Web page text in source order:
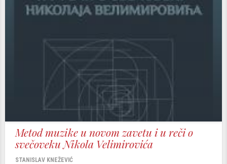
Metod muzike u novom zavetu i u reči o
svečoveku Nikola Velimirovića
STANISLAV KNEŽEVIĆ